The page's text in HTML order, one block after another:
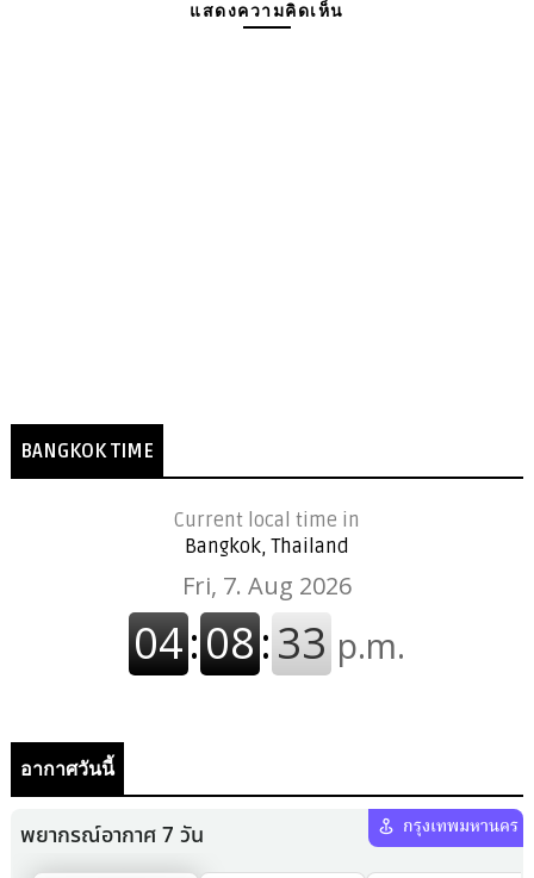
แสดงความคิดเห็น
BANGKOK TIME
Current local time in
Bangkok, Thailand
อากาศวันนี้